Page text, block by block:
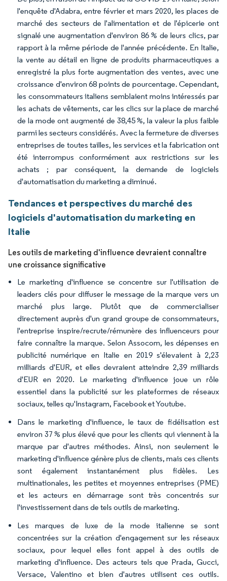
l'enquête d'Adabra, entre février et mars 2020, les places de
marché des secteurs de l'alimentation et de l'épicerie ont
signalé une augmentation d'environ 86 % de leurs clics, par
rapport à la même période de l'année précédente. En Italie,
la vente au détail en ligne de produits pharmaceutiques a
enregistré la plus forte augmentation des ventes, avec une
croissance d'environ 68 points de pourcentage. Cependant,
les consommateurs italiens semblaient moins intéressés par
les achats de vêtements, car les clics sur la place de marché
de la mode ont augmenté de 38,45 %, la valeur la plus faible
parmi les secteurs considérés. Avec la fermeture de diverses
entreprises de toutes tailles, les services et la fabrication ont
été interrompus conformément aux restrictions sur les
achats ; par conséquent, la demande de logiciels
d'automatisation du marketing a diminué.
Tendances et perspectives du marché des
logiciels d'automatisation du marketing en
Italie
Les outils de marketing d'influence devraient connaître
une croissance significative
Le marketing d'influence se concentre sur l'utilisation de
leaders clés pour diffuser le message de la marque vers un
marché plus large. Plutôt que de commercialiser
directement auprès d'un grand groupe de consommateurs,
l'entreprise inspire/recrute/rémunère des influenceurs pour
faire connaître la marque. Selon Assocom, les dépenses en
publicité numérique en Italie en 2019 s'élevaient à 2,23
milliards d'EUR, et elles devraient atteindre 2,39 milliards
d'EUR en 2020. Le marketing d'influence joue un rôle
essentiel dans la publicité sur les plateformes de réseaux
sociaux, telles qu'Instagram, Facebook et Youtube.
Dans le marketing d'influence, le taux de fidélisation est
environ 37 % plus élevé que pour les clients qui viennent à la
marque par d'autres méthodes. Ainsi, non seulement le
marketing d'influence génère plus de clients, mais ces clients
sont également instantanément plus fidèles. Les
multinationales, les petites et moyennes entreprises (PME)
et les acteurs en démarrage sont très concentrés sur
l'investissement dans de tels outils de marketing.
Les marques de luxe de la mode italienne se sont
concentrées sur la création d'engagement sur les réseaux
sociaux, pour lequel elles font appel à des outils de
marketing d'influence. Des acteurs tels que Prada, Gucci,
Versace, Valentino et bien d'autres utilisent ces outils.